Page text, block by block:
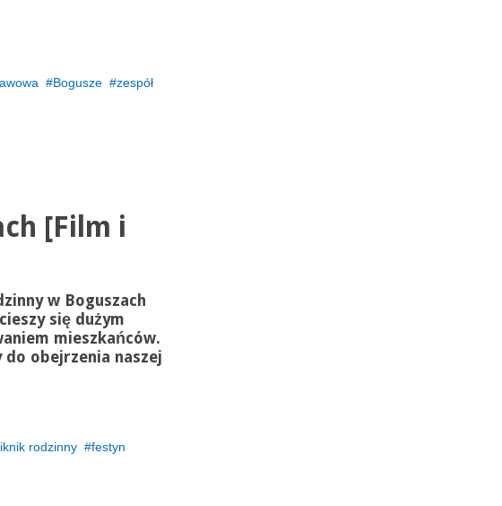
Bogusze
zespół
[Film i
w Boguszach
się dużym
mieszkańców.
do obejrzenia naszej
rodzinny
festyn